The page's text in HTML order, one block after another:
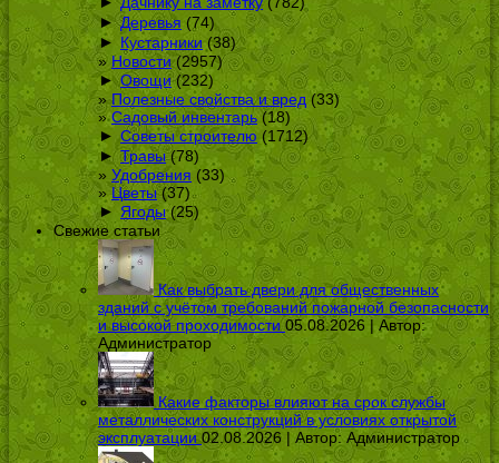
► Деревья (74)
► Кустарники(38)
Новости(2957)
► Овощи(232)
Полезные свойства и вред(33)
Садовый инвентарь(18)
► Советы строителю (1712)
► Травы(78)
Удобрения (33)
Цветы(37)
► Ягоды(25)
Свежие статьи
Как выбрать двери для общественных
зданий с учётом требований пожарной безопасности
и высокой проходимости 05.08.2026 | Автор:
Администратор
Какие факторы влияют на срок службы
металлических конструкций в условиях открытой
эксплуатации 02.08.2026 | Автор: Администратор